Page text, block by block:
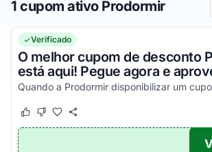
1 cupom ativo Prodormir
Verificado
O melhor cupom de desconto
está aqui! Pegue agora e
Este cupom funcionou
Este cupom não funcionou